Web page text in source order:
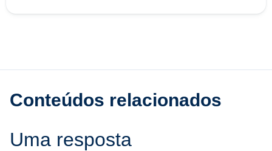
Conteúdos relacionados
Uma resposta